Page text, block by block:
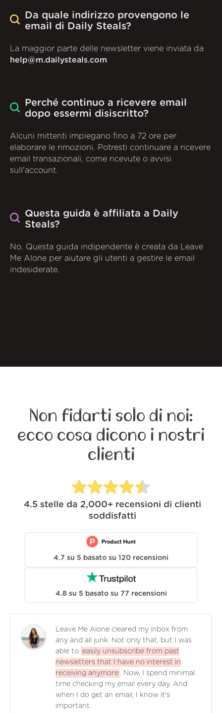
Da quale indirizzo provengono le
email di Daily Steals?
La maggior parte delle newsletter viene inviata da
help@m.dailysteals.com
Perché continuo a ricevere email
dopo essermi disiscritto?
Alcuni mittenti impiegano fino a 72 ore per
elaborare le rimozioni. Potresti continuare a ricevere
email transazionali, come ricevute o avvisi
sull'account.
Questa guida è affiliata a Daily
Steals?
No. Questa guida indipendente è creata da Leave
Me Alone per aiutare gli utenti a gestire le email
indesiderate.
Non fidarti solo di noi:
ecco cosa dicono i nostri
clienti
4.5 stelle da 2,000+ recensioni di clienti
soddisfatti
4.7 su 5 basato su 120 recensioni
4.8 su 5 basato su 77 recensioni
Leave Me Alone cleared my inbox from
any and all junk. Not only that, but I was
able to easily unsubscribe from past
newsletters that I have no interest in
receiving anymore . Now, I spend minimal
time checking my email every day. And
when I do get an email, I know it's
important.